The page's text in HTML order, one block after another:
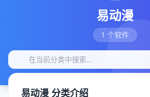
易动漫
1 个软件
易动漫 分类介绍